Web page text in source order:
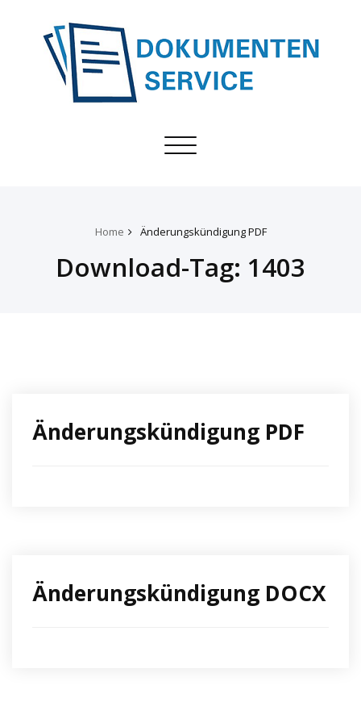
Toggle
Home Änderungskündigung PDF
Download-Tag: 1403
Änderungskündigung PDF
Änderungskündigung DOCX